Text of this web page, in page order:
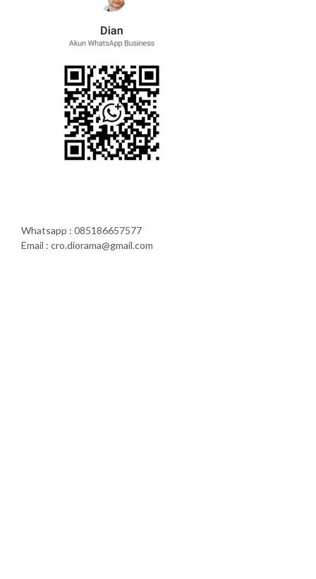
Whatsapp : 085186657577
Email : cro.diorama@gmail.com